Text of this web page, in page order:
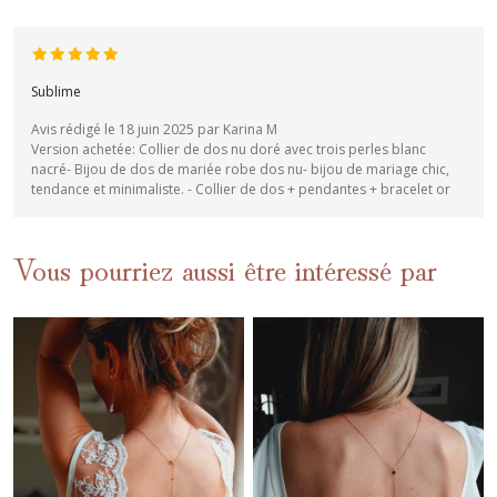
Sublime
Avis rédigé le 18 juin 2025 par Karina M
Version achetée: Collier de dos nu doré avec trois perles blanc
nacré- Bijou de dos de mariée robe dos nu- bijou de mariage chic,
tendance et minimaliste. - Collier de dos + pendantes + bracelet or
Vous pourriez aussi être intéressé par